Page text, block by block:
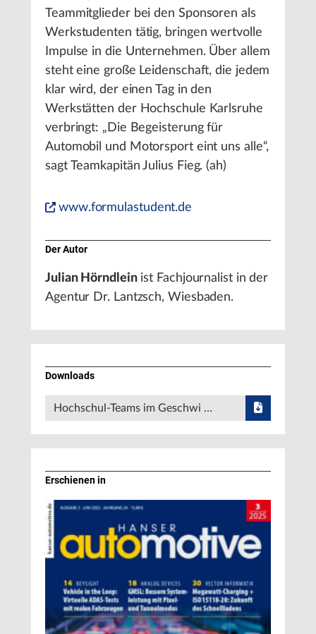
Teammitglieder bei den Sponsoren als
Werkstudenten tätig, bringen wertvolle
Impulse in die Unternehmen. Über allem
steht eine große Leidenschaft, die jedem
klar wird, der einen Tag in den
Werkstätten der Hochschule Karlsruhe
verbringt: „Die Begeisterung für
Automobil und Motorsport eint uns alle“,
sagt Teamkapitän Julius Fieg. (ah)
www.formulastudent.de
Der Autor
Julian Hörndleinist Fachjournalist in der
Agentur Dr. Lantzsch, Wiesbaden.
Downloads
Hochschul-Teams im Geschwi …
Erschienen in